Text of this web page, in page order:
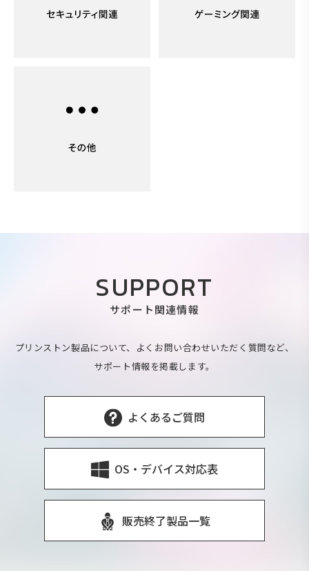
SUPPORT
サポート関連情報
プリンストン製品について、よくお問い合わせいただく質問など、
サポート情報を掲載します。
よくあるご質問
OS・デバイス対応表
販売終了製品一覧